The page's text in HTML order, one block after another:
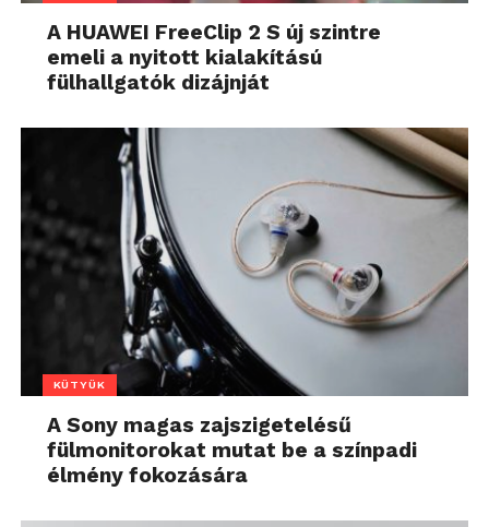
A HUAWEI FreeClip 2 S új szintre
emeli a nyitott kialakítású
fülhallgatók dizájnját
KÜTYÜK
A Sony magas zajszigetelésű
fülmonitorokat mutat be a színpadi
élmény fokozására